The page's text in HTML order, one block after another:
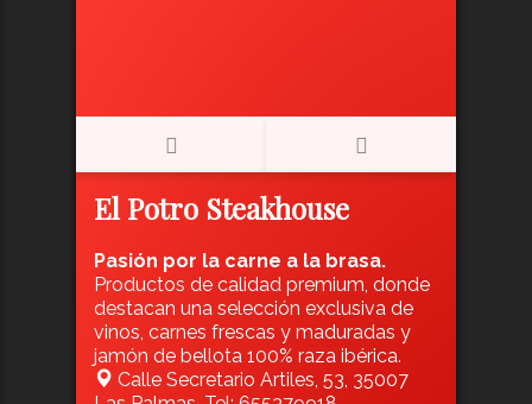
El Potro Steakhouse
Pasión por la carne a la brasa.
Productos de calidad premium, donde
destacan una selección exclusiva de
vinos, carnes frescas y maduradas y
jamón de bellota 100% raza ibérica.
Calle Secretario Artiles, 53, 35007